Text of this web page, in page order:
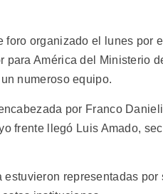
organizado el lunes por
para América del Ministerio
numeroso equipo.
por Franco
frente llegó Luis Amado,
representadas por